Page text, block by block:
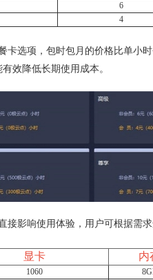
6
4
卡选项，包时包月的价格比单小
效降低长期使用成本。
影响使用体验，用户可根据需求
显卡 内
1060